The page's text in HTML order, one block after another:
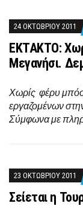
24 ΟΚΤΩΒΡΊΟΥ 2011
EKTAKTO:
Μεγανήσι.
Χωρίς φέρυ
εργαζομένων
Σύμφωνα με
23 ΟΚΤΩΒΡΊΟΥ 2011
Σείεται η